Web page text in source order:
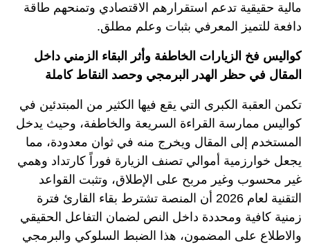
مالية حقيقية تدعم استقرارهم الاقتصادي وتمنحهم طاقة
دافعة للتميز المعرفي بثبات وعلم مطلق.
كواليس فخ الزيارات الخاطفة وأثر البقاء الزمني داخل
المقال في حظر الهدر البرمجي وحصد النقاط كاملة
تكمن العقبة الكبرى التي يقع فيها الكثير من المبتدئين في
كواليس ممارسة القراءة السريعة والخاطفة، وحيث يدخل
المستخدم إلى المقال ويخرج منه في ثوان معدودة، مما
يجعل خوارزمية أموالي تصنف الزيارة فوراً كارتداد وهمي
غير محسوب وغير مربح على الإطلاق، وتثبت القواعد
التقنية لعام 2026 أن المنصة تشترط بقاء القارئ فترة
زمنية كافية ومحددة داخل النص لضمان التفاعل الحقيقي
والاطلاع على المضمون، هذا الضبط السلوكي والبرمجي